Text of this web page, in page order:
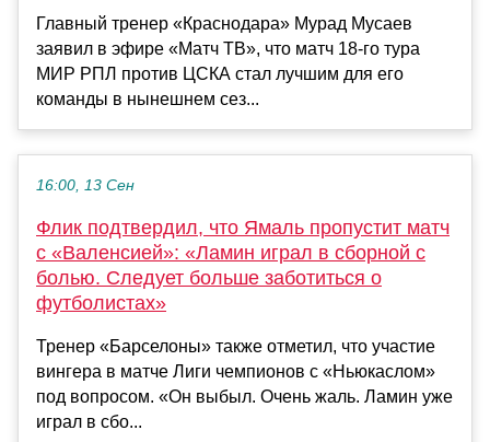
Главный тренер «Краснодара» Мурад Мусаев
заявил в эфире «Матч ТВ», что матч 18‑го тура
МИР РПЛ против ЦСКА стал лучшим для его
команды в нынешнем сез...
16:00, 13 Сен
Флик подтвердил, что Ямаль пропустит матч
с «Валенсией»: «Ламин играл в сборной с
болью. Следует больше заботиться о
футболистах»
Тренер «Барселоны» также отметил, что участие
вингера в матче Лиги чемпионов с «Ньюкаслом»
под вопросом. «Он выбыл. Очень жаль. Ламин уже
играл в сбо...